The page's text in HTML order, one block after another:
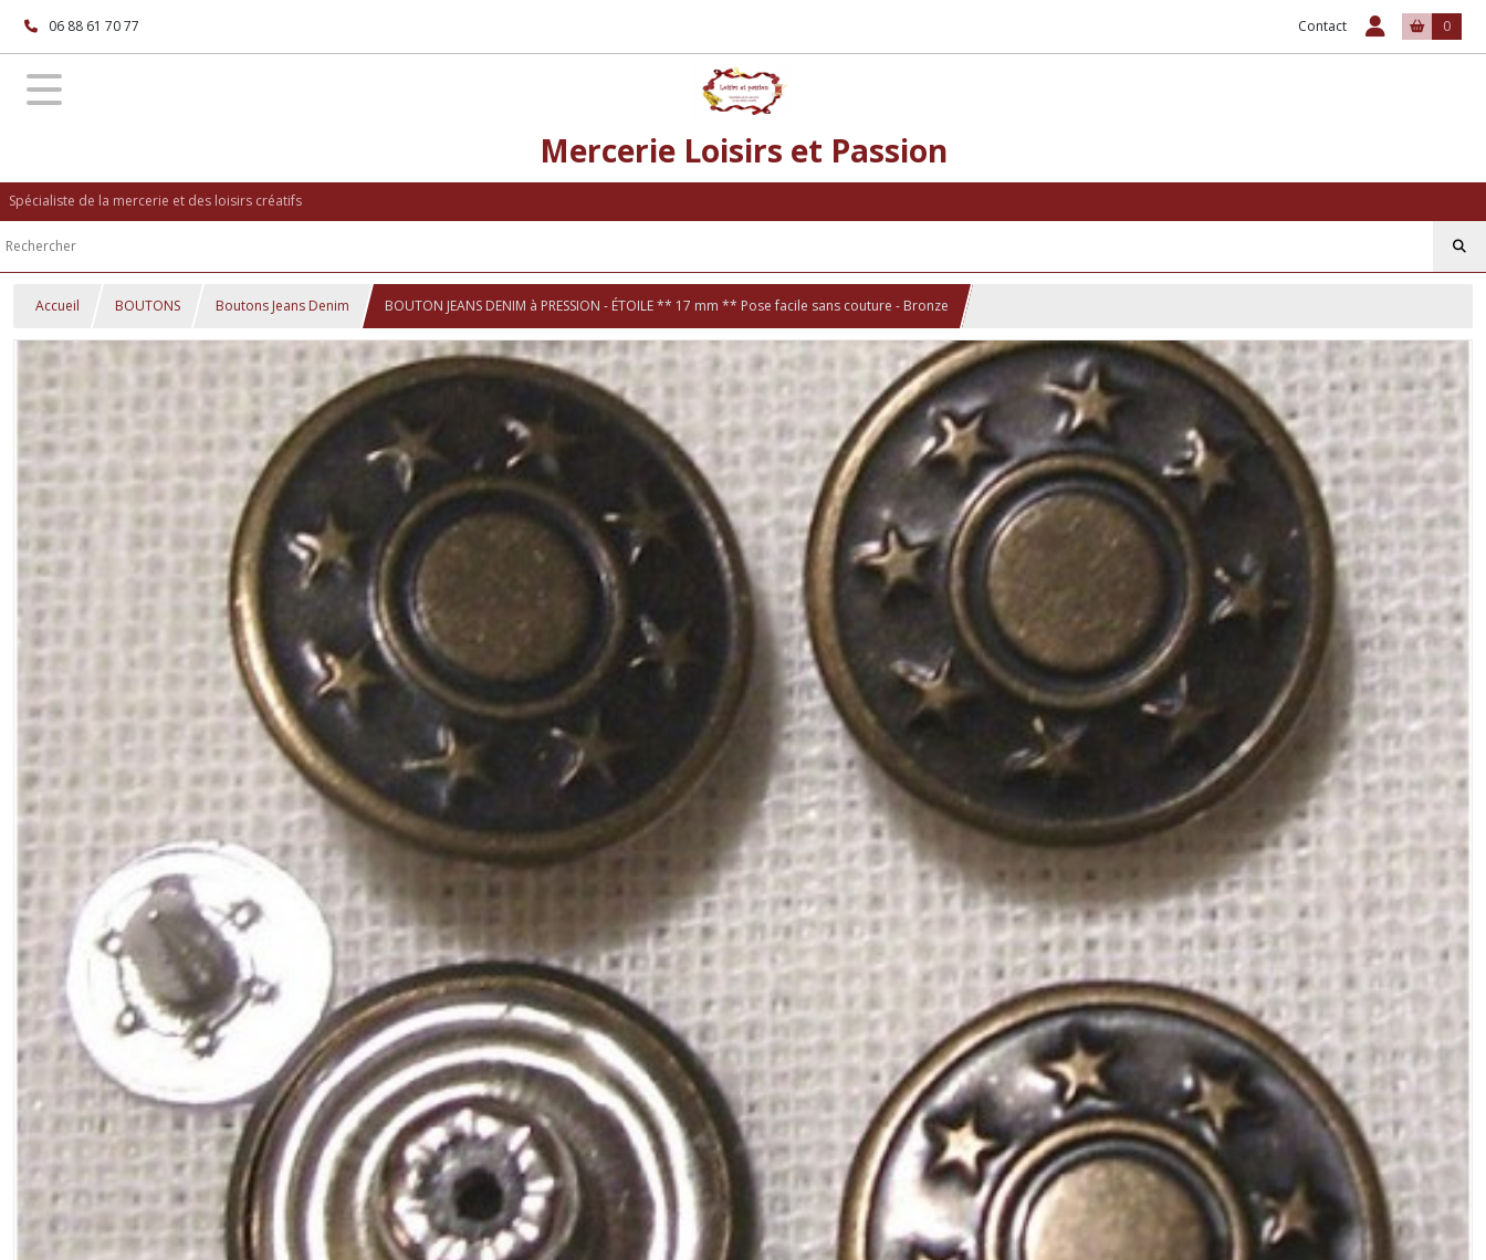
06 88 61 70 77 Contact 0
Mercerie Loisirs et Passion
Spécialiste de la mercerie et des loisirs créatifs
Accueil BOUTONS Boutons Jeans Denim BOUTON JEANS DENIM à PRESSION - ÉTOILE ** 17 mm ** Pose facile sans couture - Bronze